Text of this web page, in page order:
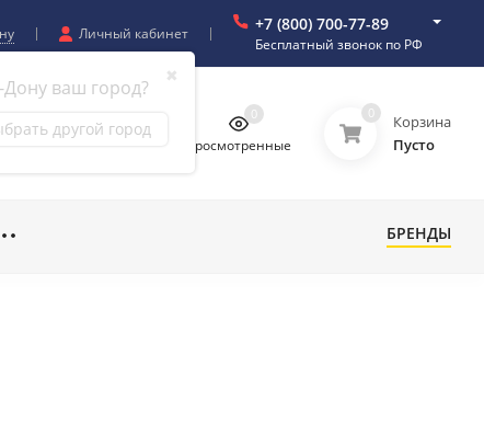
✖
Дону ваш город?
другой город
Личный кабинет +7 (800) 700-77-89
Бесплатный звонок по РФ
Просмотренные
0 0
Корзина
Пусто
БРЕНДЫ